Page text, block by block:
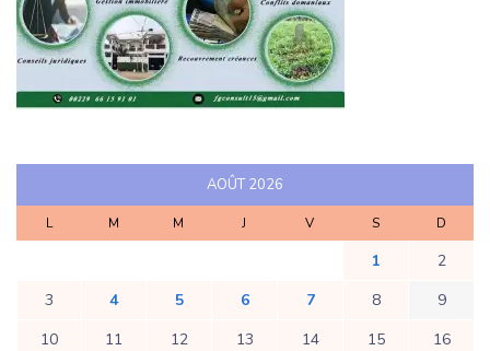
AOÛT 2026
L M M J V S D
1
2
3
4 5 6 7 8
9
10
11 12 13 14 15
16